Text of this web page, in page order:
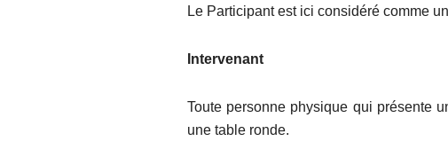
Le Participant est ici considéré comme
Intervenant
Toute personne physique qui présente
une table ronde.